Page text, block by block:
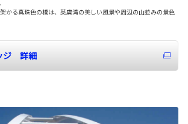
かる真珠色の橋は、英虞湾の美しい風景や周辺の山並みの景色
ジ 詳細